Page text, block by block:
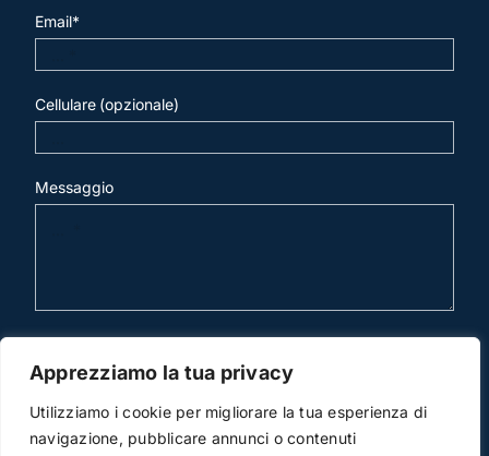
Apprezziamo la tua privacy
Utilizziamo i cookie per migliorare la tua esperienza di
navigazione, pubblicare annunci o contenuti
Email*
Cellulare (opzionale)
Messaggio
invia mail